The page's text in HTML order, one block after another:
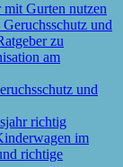
Gurten nutzen
und